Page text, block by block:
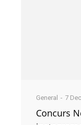
General 7
Concurs